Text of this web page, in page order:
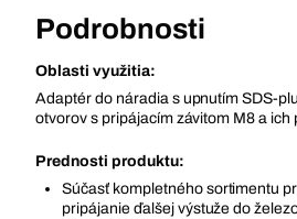
Podrobnosti
Oblasti využitia:
Adaptér do náradia s upnutím SDS-
otvorov s pripájacím závitom M8 a ich
Prednosti produktu:
Súčasť kompletného sortimentu
pripájanie ďalšej výstuže do